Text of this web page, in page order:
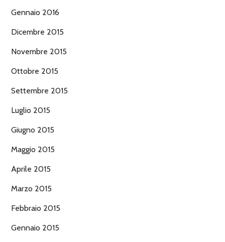
Gennaio 2016
Dicembre 2015
Novembre 2015
Ottobre 2015
Settembre 2015
Luglio 2015
Giugno 2015
Maggio 2015
Aprile 2015
Marzo 2015
Febbraio 2015
Gennaio 2015